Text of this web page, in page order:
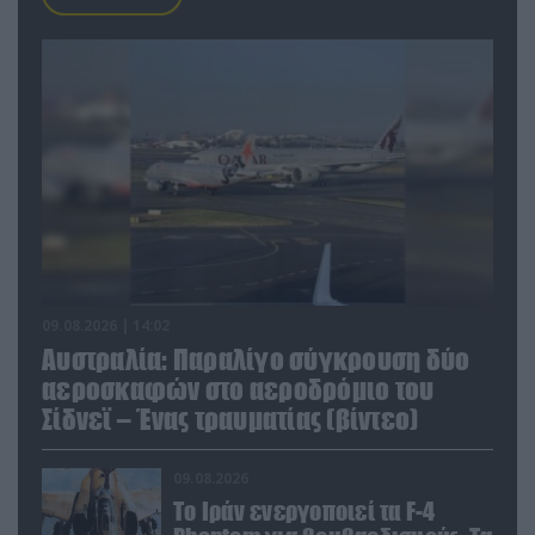
Αυστραλία: Παραλίγο σύγκρουση δύο
αεροσκαφών στο αεροδρόμιο του
Σίδνεϊ – Ένας τραυματίας (βίντεο)
Το Ιράν ενεργοποιεί τα F-4